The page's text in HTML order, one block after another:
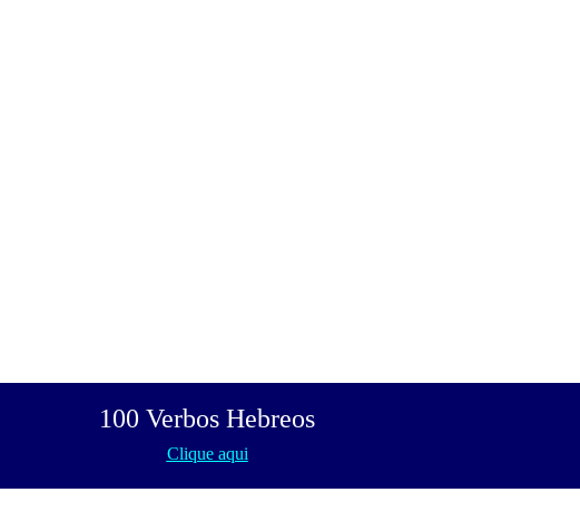
100 Verbos Hebreos
Clique aqui